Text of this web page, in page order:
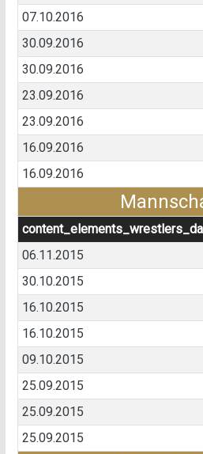
07.10.2016
30.09.2016
30.09.2016
23.09.2016
23.09.2016
16.09.2016
16.09.2016
06.11.2015
30.10.2015
16.10.2015
16.10.2015
09.10.2015
25.09.2015
25.09.2015
25.09.2015